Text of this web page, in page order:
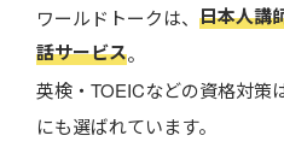
ワールドトークは、 日本人講
話サービス。
英検・TOEICなどの資格対策
にも選ばれています。